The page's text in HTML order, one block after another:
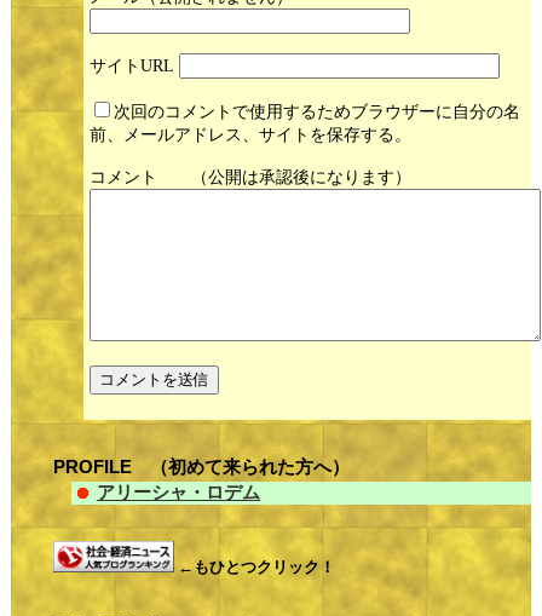
サイト
次回のコメントで使用するためブラウザーに自分の名
前、メールアドレス、サイトを保存する。
コメント
PROFILE （初めて来られた方へ）
アリーシャ・ロデム
←もひとつクリック！